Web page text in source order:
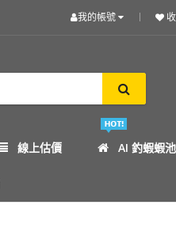
我的帳號 收
線上估價 AI 釣蝦蝦池